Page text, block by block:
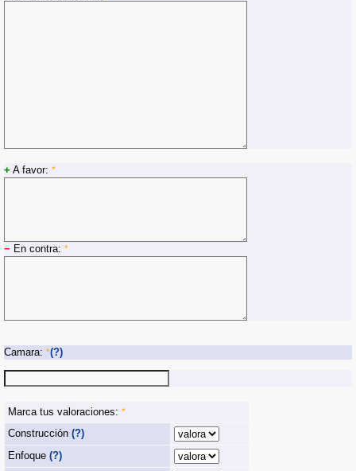
+ A favor: *
− En contra: *
Camara: *(?)
Marca tus valoraciones: *
Construcción (?)
Enfoque (?)